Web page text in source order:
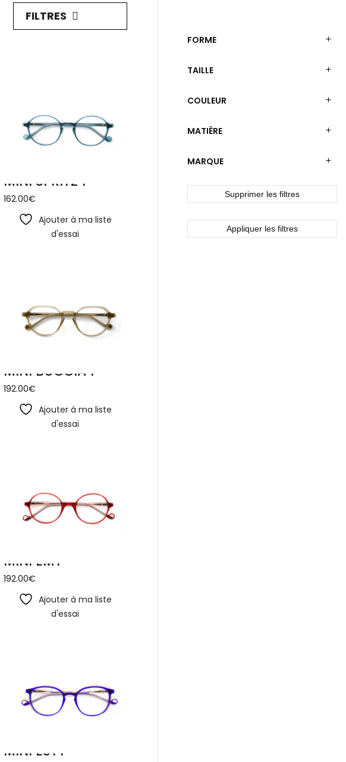
FILTRES
MINI SPRITZ 1
162.00€
Ajouter à ma liste
d'essai
MINI BUCCIA 1
192.00€
Ajouter à ma liste
d'essai
MINI EMY
192.00€
Ajouter à ma liste
d'essai
MINI ESTY
FORME
TAILLE
COULEUR
MATIÈRE
MARQUE
Supprimer les filtres
Appliquer les filtres